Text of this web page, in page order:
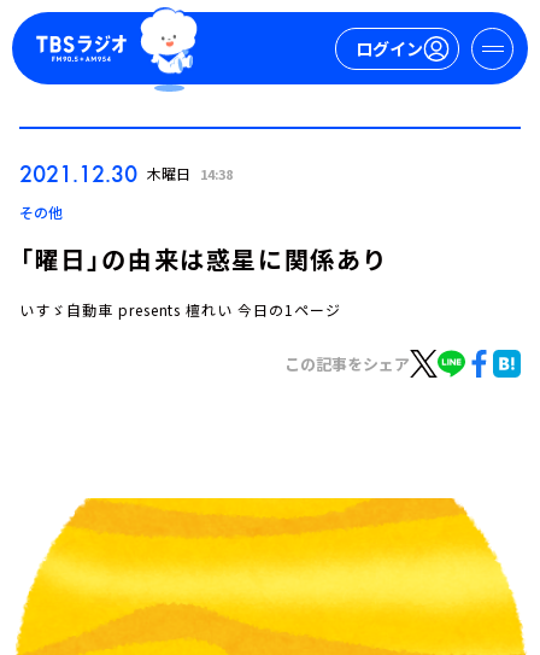
ログイン
トピックス
TBS Podcast
お知らせ
イベント・グッズ
YouTube
会社情報
2021.12.30 木曜日 14:38
その他
「曜日」の由来は惑星に関係あり
いすゞ自動車 presents 檀れい 今日の1ページ
この記事をシェア